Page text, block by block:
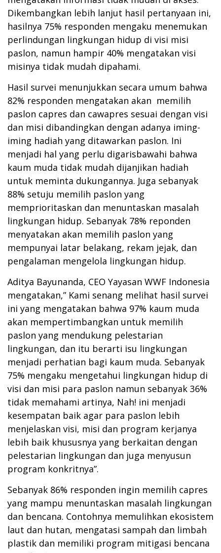
Dikembangkan lebih lanjut hasil pertanyaan ini,
hasilnya 75% responden mengaku menemukan
perlindungan lingkungan hidup di visi misi
paslon, namun hampir 40% mengatakan visi
misinya tidak mudah dipahami.
Hasil survei menunjukkan secara umum bahwa
82% responden mengatakan akan memilih
paslon capres dan cawapres sesuai dengan visi
dan misi dibandingkan dengan adanya iming-
iming hadiah yang ditawarkan paslon. Ini
menjadi hal yang perlu digarisbawahi bahwa
kaum muda tidak mudah dijanjikan hadiah
untuk meminta dukungannya. Juga sebanyak
88% setuju memilih paslon yang
memprioritaskan dan menuntaskan masalah
lingkungan hidup. Sebanyak 78% reponden
menyatakan akan memilih paslon yang
mempunyai latar belakang, rekam jejak, dan
pengalaman mengelola lingkungan hidup.
Aditya Bayunanda, CEO Yayasan WWF Indonesia
mengatakan,” Kami senang melihat hasil survei
ini yang mengatakan bahwa 97% kaum muda
akan mempertimbangkan untuk memilih
paslon yang mendukung pelestarian
lingkungan, dan itu berarti isu lingkungan
menjadi perhatian bagi kaum muda. Sebanyak
75% mengaku mengetahui lingkungan hidup di
visi dan misi para paslon namun sebanyak 36%
tidak memahami artinya, Nah! ini menjadi
kesempatan baik agar para paslon lebih
menjelaskan visi, misi dan program kerjanya
lebih baik khususnya yang berkaitan dengan
pelestarian lingkungan dan juga menyusun
program konkritnya”.
Sebanyak 86% responden ingin memilih capres
yang mampu menuntaskan masalah lingkungan
dan bencana. Contohnya memulihkan ekosistem
laut dan hutan, mengatasi sampah dan limbah
plastik dan memiliki program mitigasi bencana